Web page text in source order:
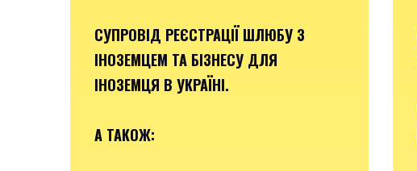
СУПРОВІД РЕЄСТРАЦІЇ ШЛЮБУ З
ІНОЗЕМЦЕМ ТА БІЗНЕСУ ДЛЯ
ІНОЗЕМЦЯ В УКРАЇНІ.
А ТАКОЖ: